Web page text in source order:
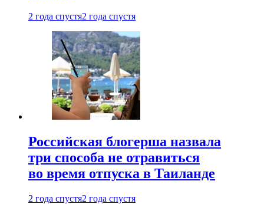
2 года спустя2 года спустя
Российская блогерша назвала
три способа не отравиться
во время отпуска в Таиланде
2 года спустя2 года спустя